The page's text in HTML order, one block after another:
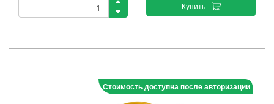
Купить
Стоимость доступна после авторизации